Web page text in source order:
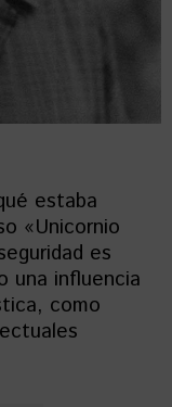
estaba
«Unicornio
es
una influencia
como